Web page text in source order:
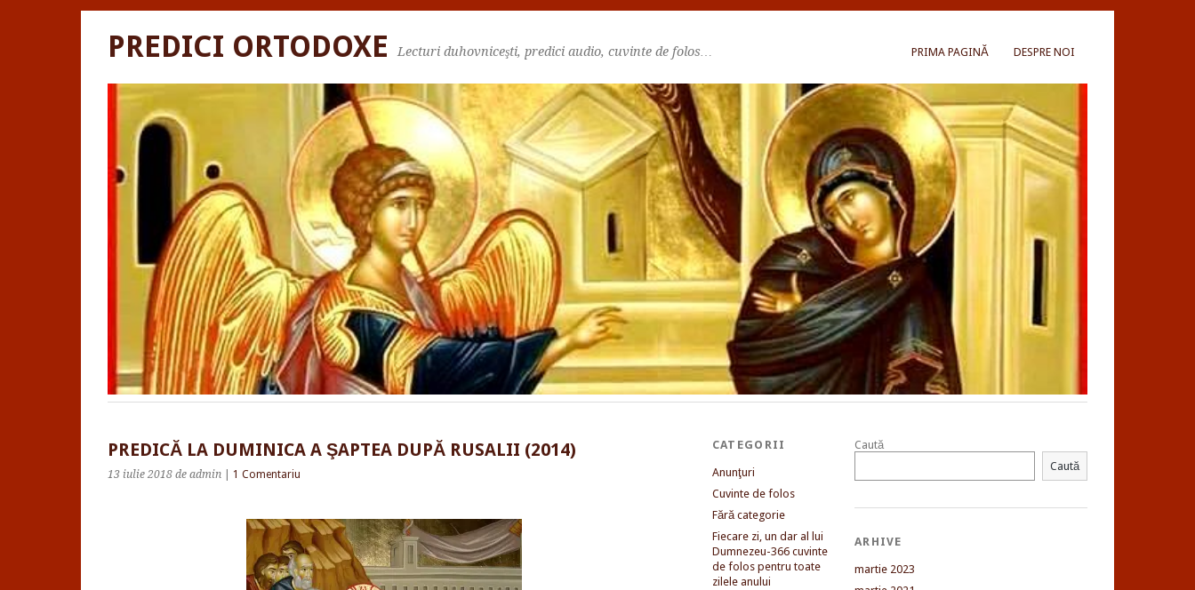
PRIMA PAGINĂ DESPRE NOI
PREDICI ORTODOXE Lecturi duhovniceşti, predici audio, cuvinte de folos…
PREDICĂ LA DUMINICA A ŞAPTEA DUPĂ RUSALII (2014)
13 iulie 2018 de admin 1 Comentariu
CATEGORII
Anunţuri
Cuvinte de folos
Fără categorie
Fiecare zi, un dar al lui
Dumnezeu-366 cuvinte
de folos pentru toate
zilele anului
Caută
Caută
ARHIVE
martie 2023